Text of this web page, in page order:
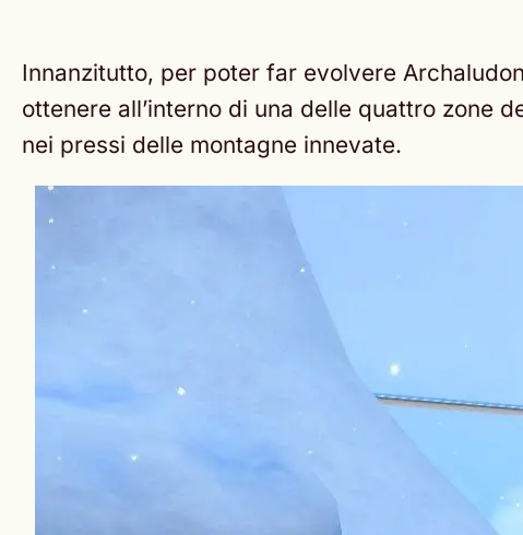
Innanzitutto, per poter far evolvere
ottenere all’interno di una delle quattro zone
nei pressi delle montagne innevate.